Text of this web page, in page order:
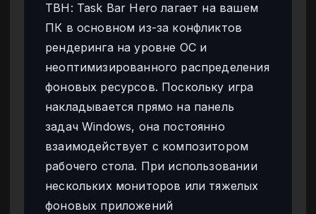
TBH: Task Bar Hero лагает на вашем
ПК в основном из-за конфликтов
рендеринга на уровне ОС и
неоптимизированного распределения
фоновых ресурсов. Поскольку игра
накладывается прямо на панель
задач Windows, она постоянно
взаимодействует с композитором
рабочего стола. При использовании
нескольких мониторов или тяжелых
фоновых приложений